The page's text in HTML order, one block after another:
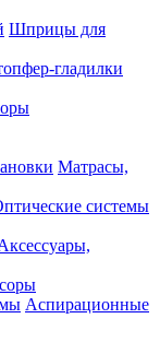
Шприцы для
гладилки
Матрасы,
системы
Аспирационные